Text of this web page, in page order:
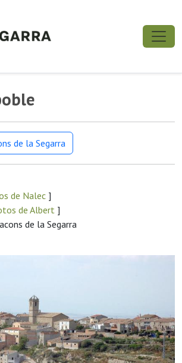
de la Segarra
de Nalec ]
de Albert ]
de la Segarra